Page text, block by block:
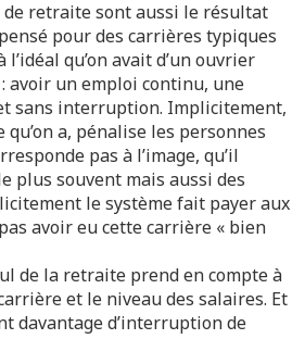
de retraite sont aussi le résultat
pour des carrières typiques
qu’on avait d’un ouvrier
: avoir un emploi continu, une
sans interruption. Implicitement,
a, pénalise les personnes
pas à l’image, qu’il
plus souvent mais aussi des
le système fait payer aux
avoir eu cette carrière « bien
de la retraite prend en compte à
et le niveau des salaires. Et
davantage d’interruption de